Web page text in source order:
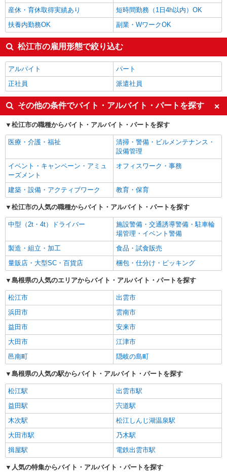
産休・育休取得実績あり
短時間勤務（1日4h以内）OK
扶養内勤務OK
副業・WワークOK
松江市の雇用形態で絞り込む
アルバイト
パート
正社員
派遣社員
その他の条件でバイト・アルバイト・パートを探す
松江市の職種からバイト・アルバイト・パートを探す
医療・介護・福祉
清掃・警備・ビルメンテナンス・
設備管理
イベント・キャンペーン・アミュ
ーズメント
オフィスワーク・事務
建築・設備・アクティブワーク 教育・保育
松江市の人気の職種からバイト・アルバイト・パートを探す
中型（2t・4t）ドライバー
施設警備・交通誘導警備・駐車輪
場管理・イベント警備
製造・組立・加工
食品・試食販売
量販店・大型SC・百貨店
梱包・仕分け・ピッキング
島根県の人気のエリアからバイト・アルバイト・パートを探す
松江市
出雲市
浜田市
雲南市
益田市
安来市
大田市
江津市
邑南町
隠岐の島町
島根県の人気の駅からバイト・アルバイト・パートを探す
松江駅
出雲市駅
益田駅
宍道駅
木次駅
松江しんじ湖温泉駅
大田市駅
乃木駅
揖屋駅
電鉄出雲市駅
人気の特集からバイト・アルバイト・パートを探す